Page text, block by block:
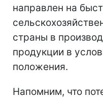
направлен на
страны в
продукции в
положения.
Напомним, что